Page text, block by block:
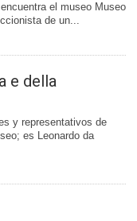
el museo Museo
de un...
e della
y representativos de
es Leonardo da